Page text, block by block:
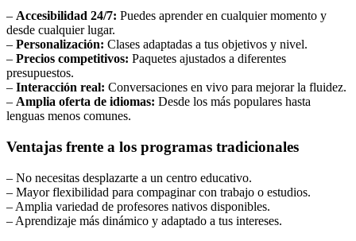
– Accesibilidad 24/7: Puedes aprender en cualquier momento y
desde cualquier lugar.
– Personalización: Clases adaptadas a tus objetivos y nivel.
– Precios competitivos: Paquetes ajustados a diferentes
presupuestos.
– Interacción real: Conversaciones en vivo para mejorar la fluidez.
– Amplia oferta de idiomas: Desde los más populares hasta
lenguas menos comunes.
Ventajas frente a los programas tradicionales
– No necesitas desplazarte a un centro educativo.
– Mayor flexibilidad para compaginar con trabajo o estudios.
– Amplia variedad de profesores nativos disponibles.
– Aprendizaje más dinámico y adaptado a tus intereses.